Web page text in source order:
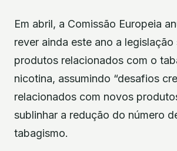
Em abril, a Comissão Europeia
rever ainda este ano a legislação
produtos relacionados com o
nicotina, assumindo “desafios
relacionados com novos
sublinhar a redução do número
tabagismo.